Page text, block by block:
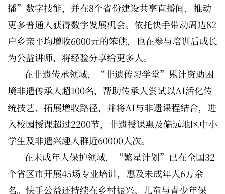
播”数字技能，并在8个省份建设共享直播间，推动
更多普通人获得数字发展机会。依托快手带动周边82
户乡亲平均增收6000元的笨熊，也在参与培训后成长
为公益讲师，将经验分享给更多人。
在非遗传承领域，“非遗传习学堂”累计资助困
境非遗传承人超100名，帮助传承人尝试以AI活化传
统技艺、拓展增收路径，并将AI与非遗课程结合，进
入校园授课超过2200节，非遗授课惠及偏远地区中小
学生及非遗兴趣人群近60000人次。
在未成年人保护领域，“繁星计划”已在全国32
个省区市开展45场专业培训，惠及未成年人6万余
名。快手公益还持续在乡村振兴、儿童与青少年保